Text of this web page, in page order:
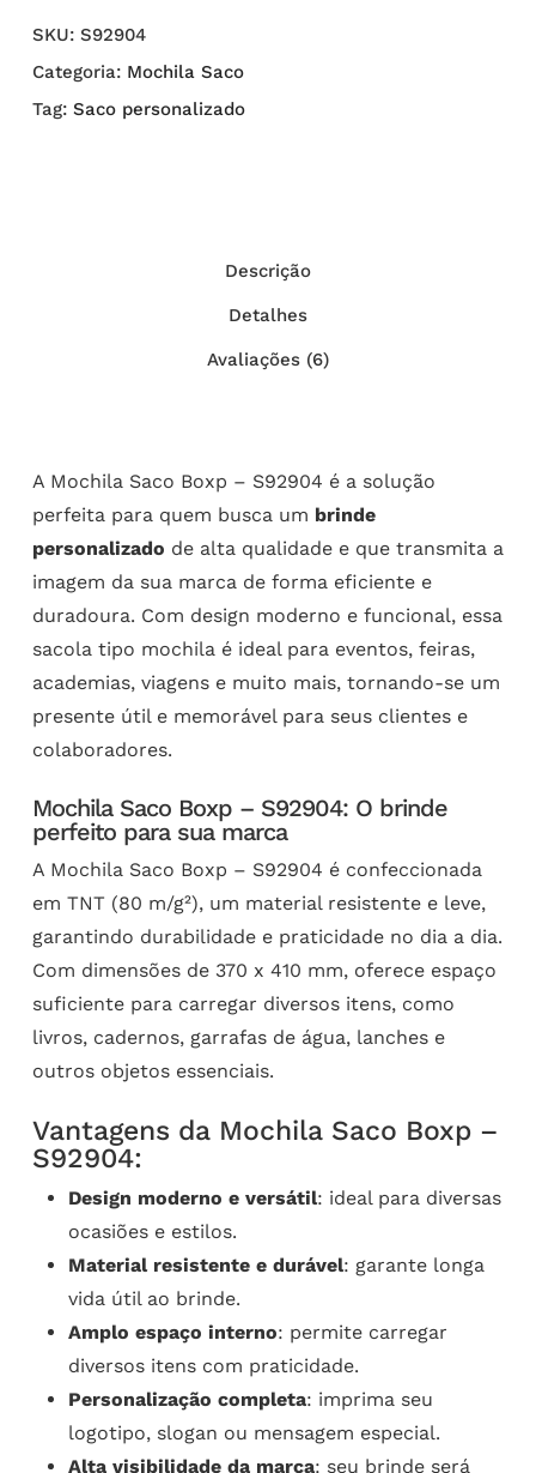
SKU: S92904
Categoria: Mochila Saco
Tag: Saco personalizado
Descrição
Detalhes
Avaliações (6)
A Mochila Saco Boxp – S92904 é a solução
perfeita para quem busca um brinde
personalizado de alta qualidade e que transmita a
imagem da sua marca de forma eficiente e
duradoura. Com design moderno e funcional, essa
sacola tipo mochila é ideal para eventos, feiras,
academias, viagens e muito mais, tornando-se um
presente útil e memorável para seus clientes e
colaboradores.
Mochila Saco Boxp – S92904: O brinde
perfeito para sua marca
A Mochila Saco Boxp – S92904 é confeccionada
em TNT (80 m/g²), um material resistente e leve,
garantindo durabilidade e praticidade no dia a dia.
Com dimensões de 370 x 410 mm, oferece espaço
suficiente para carregar diversos itens, como
livros, cadernos, garrafas de água, lanches e
outros objetos essenciais.
Vantagens da Mochila Saco Boxp –
S92904:
Design moderno e versátil: ideal para diversas
ocasiões e estilos.
Material resistente e durável: garante longa
vida útil ao brinde.
Amplo espaço interno: permite carregar
diversos itens com praticidade.
Personalização completa: imprima seu
logotipo, slogan ou mensagem especial.
Alta visibilidade da marca: seu brinde será